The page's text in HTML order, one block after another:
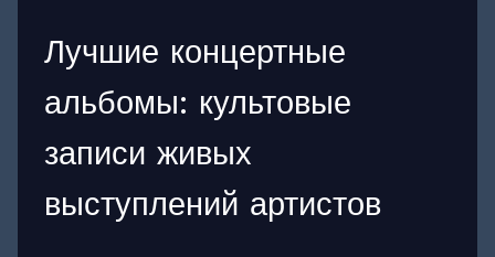
Лучшие концертные
альбомы: культовые
записи живых
выступлений артистов